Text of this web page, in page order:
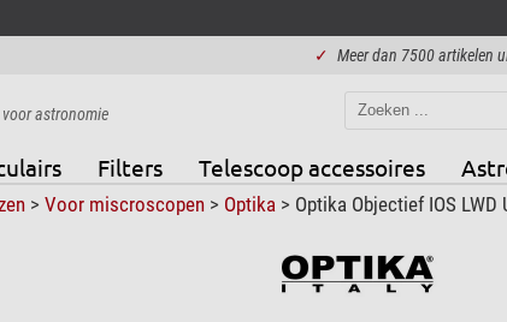
✓ Meer dan 7500 artikelen
astronomie
Filters Telescoop accessoires
> Voor miscroscopen> Optika > Optika Objectief IOS